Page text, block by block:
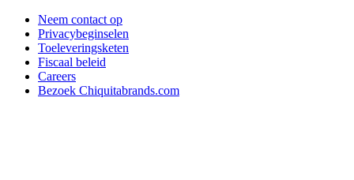
Neem contact op
Privacybeginselen
Toeleveringsketen
Fiscaal beleid
Careers
Bezoek Chiquitabrands.com